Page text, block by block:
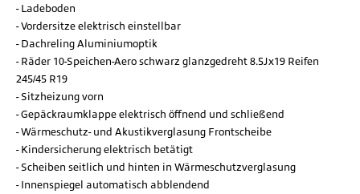
Ladeboden
Vordersitze elektrisch einstellbar
Dachreling Aluminiumoptik
Räder 10-Speichen-Aero schwarz glanzgedreht 8.5Jx19 Reifen
245/45 R19
Sitzheizung vorn
Gepäckraumklappe elektrisch öffnend und schließend
Wärmeschutz- und Akustikverglasung Frontscheibe
Kindersicherung elektrisch betätigt
Scheiben seitlich und hinten in Wärmeschutzverglasung
Innenspiegel automatisch abblendend